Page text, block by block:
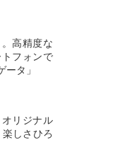
高精度な
フォンで
タ」
リジナル
しさひろ